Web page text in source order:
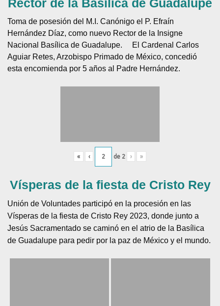
Rector de la Basílica de Guadalupe
Toma de posesión del M.I. Canónigo el P. Efraín
Hernández Díaz, como nuevo Rector de la Insigne
Nacional Basílica de Guadalupe.
El Cardenal Carlos
Aguiar Retes, Arzobispo Primado de México, concedió
Vísperas de la fiesta de Cristo Rey
Unión de Voluntades participó en la procesión en las
Vísperas de la fiesta de Cristo Rey 2023, donde junto a
Jesús Sacramentado se caminó en el atrio de la Basílica